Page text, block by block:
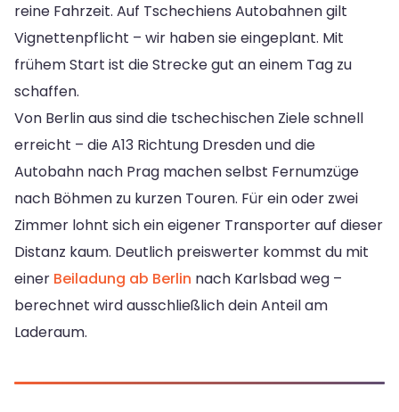
reine Fahrzeit. Auf Tschechiens Autobahnen gilt
Vignettenpflicht – wir haben sie eingeplant. Mit
frühem Start ist die Strecke gut an einem Tag zu
schaffen.
Von Berlin aus sind die tschechischen Ziele schnell
erreicht – die A13 Richtung Dresden und die
Autobahn nach Prag machen selbst Fernumzüge
nach Böhmen zu kurzen Touren. Für ein oder zwei
Zimmer lohnt sich ein eigener Transporter auf dieser
Distanz kaum. Deutlich preiswerter kommst du mit
einer Beiladung ab Berlin nach Karlsbad weg –
berechnet wird ausschließlich dein Anteil am
Laderaum.